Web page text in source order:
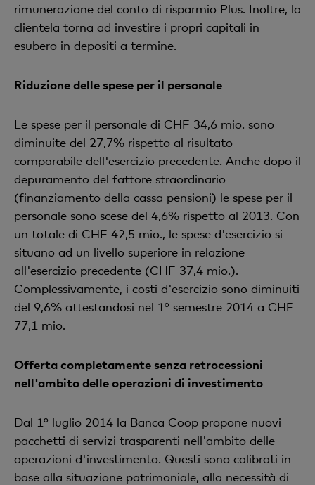
rimunerazione del conto di risparmio Plus. Inoltre, la
clientela torna ad investire i propri capitali in
esubero in depositi a termine.
Riduzione delle spese per il personale
Le spese per il personale di CHF 34,6 mio. sono
diminuite del 27,7% rispetto al risultato
comparabile dell'esercizio precedente. Anche dopo il
depuramento del fattore straordinario
(finanziamento della cassa pensioni) le spese per il
personale sono scese del 4,6% rispetto al 2013. Con
un totale di CHF 42,5 mio., le spese d'esercizio si
situano ad un livello superiore in relazione
all'esercizio precedente (CHF 37,4 mio.).
Complessivamente, i costi d'esercizio sono diminuiti
del 9,6% attestandosi nel 1° semestre 2014 a CHF
77,1 mio.
Offerta completamente senza retrocessioni
nell'ambito delle operazioni di investimento
Dal 1° luglio 2014 la Banca Coop propone nuovi
pacchetti di servizi trasparenti nell'ambito delle
operazioni d'investimento. Questi sono calibrati in
base alla situazione patrimoniale, alla necessità di